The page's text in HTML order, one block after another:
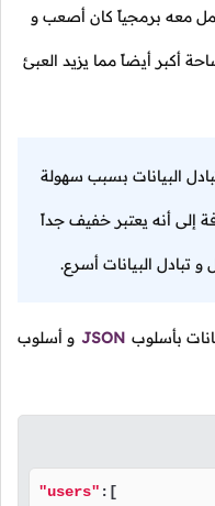
معه برمجياً كان أصعب و
أكبر أيضاً مما يزيد العبئ
البيانات بسبب سهولة
إلى أنه يعتبر خفيف جداً
تبادل البيانات أسرع.
بأسلوب JSON و أسلوب
"users" :[